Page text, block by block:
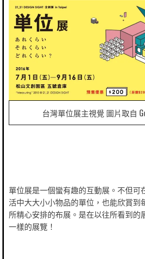
台灣單位展主視覺 圖片取自
單位展是一個蠻有趣的互動展。不但可
活中大大小小物品的單位，也能欣賞到
所精心安排的布展。是在以往所看到的
一樣的展覽！